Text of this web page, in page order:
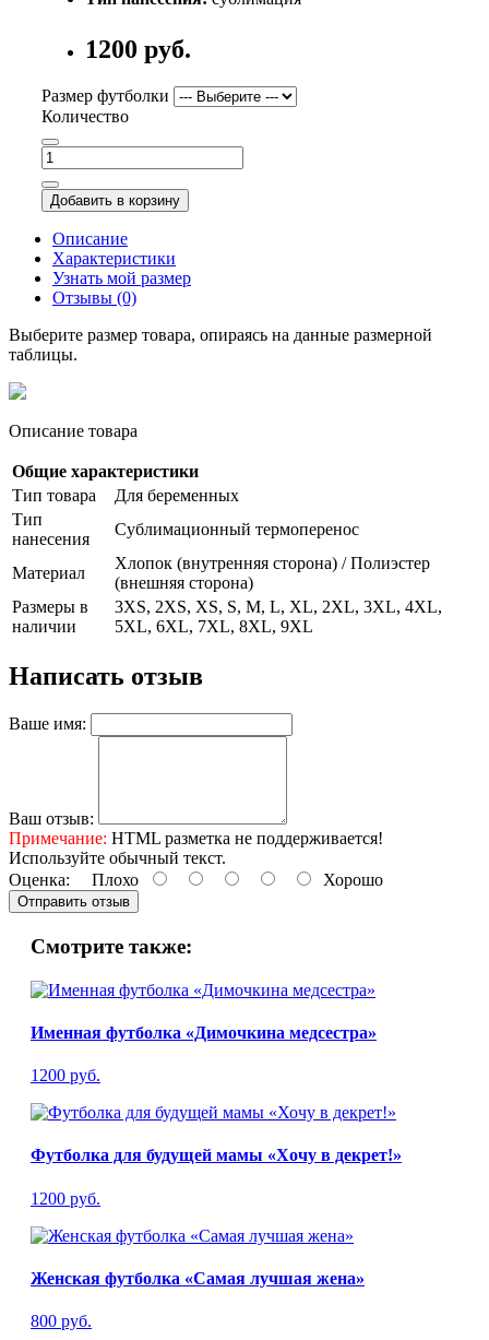
1200 руб.
Размер футболки
Количество
Добавить в корзину
Описание
Характеристики
Узнать мой размер
Отзывы (0)
Выберите размер товара, опираясь на данные размерной
таблицы.
Описание товара
Общие характеристики
Тип товара
Для беременных
Тип
нанесения
Сублимационный термоперенос
Материал
Хлопок (внутренняя сторона) / Полиэстер
(внешняя сторона)
Размеры в
наличии
3XS, 2XS, XS, S, M, L, XL, 2XL, 3XL, 4XL,
5XL, 6XL, 7XL, 8XL, 9XL
Написать отзыв
Ваше имя:
Ваш отзыв:
Примечание: HTML разметка не поддерживается!
Используйте обычный текст.
Оценка: Плохо Хорошо
Отправить отзыв
Смотрите также:
Именная футболка «Димочкина медсестра»
1200 руб.
Футболка для будущей мамы «Хочу в декрет!»
1200 руб.
Женская футболка «Самая лучшая жена»
800 руб.